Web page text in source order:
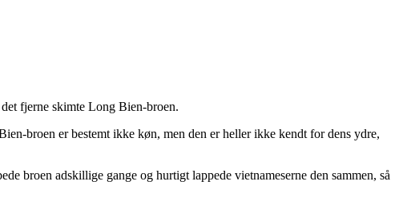
fjerne skimte Long Bien-broen.
broen er bestemt ikke køn, men den er heller ikke kendt for dens ydre,
broen adskillige gange og hurtigt lappede vietnameserne den sammen, så